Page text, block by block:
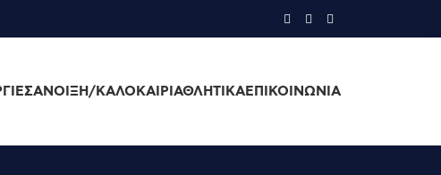
ΆΝΟΙΞΗ/ΚΑΛΟΚΑΊΡΙΑΘΛΗΤΙΚΑΕΠΙΚΟΙΝΩΝΊΑ